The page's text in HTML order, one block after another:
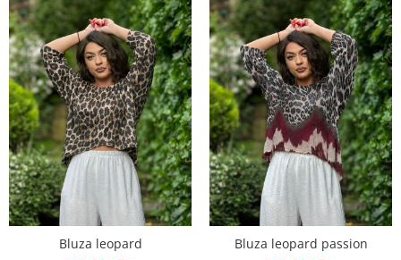
Bluza leopard
Bluza leopard passion